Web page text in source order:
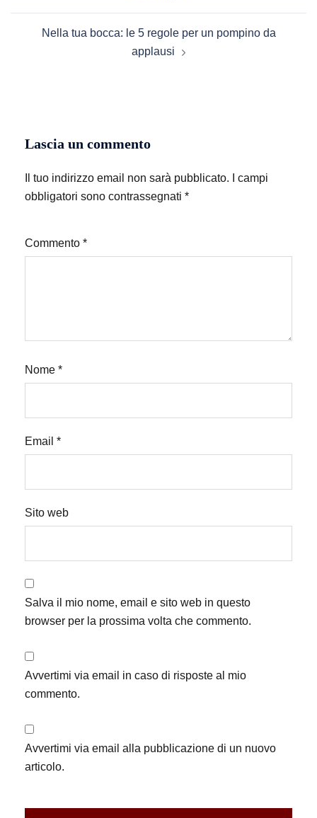
Nella tua bocca: le 5 regole per un pompino da
applausi
Lascia un commento
Il tuo indirizzo email non sarà pubblicato.
I campi
obbligatori sono contrassegnati *
Commento *
Nome *
Email *
Sito web
Salva il mio nome, email e sito web in questo
browser per la prossima volta che commento.
Avvertimi via email in caso di risposte al mio
commento.
Avvertimi via email alla pubblicazione di un nuovo
articolo.